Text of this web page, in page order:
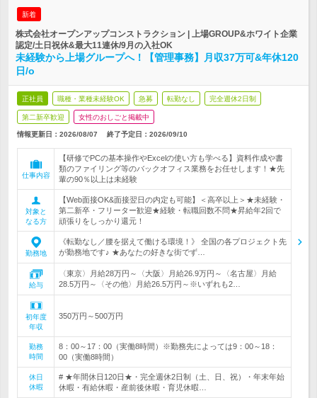
新着
株式会社オープンアップコンストラクション | 上場GROUP&ホワイト企業
認定/土日祝休&最大11連休/9月の入社OK
未経験から上場グループへ！【管理事務】月収37万可&年休120
日/o
正社員 職種・業種未経験OK 急募 転勤なし 完全週休2日制
第二新卒歓迎 女性のおしごと掲載中
情報更新日：2026/08/07 終了予定日： 2026/09/10
仕事内容
【研修でPCの基本操作やExcelの使い方も学べる】資料作成や書
類のファイリング等のバックオフィス業務をお任せします！★先
輩の90％以上は未経験
対象と
なる方
【Web面接OK&面接翌日の内定も可能】＜高卒以上＞★未経験・
第二新卒・フリーター歓迎★経験・転職回数不問★昇給年2回で
頑張りをしっかり還元！
勤務地
《転勤なし／腰を据えて働ける環境！》 全国の各プロジェクト先
が勤務地です♪ ★あなたの好きな街でず…
給与
〈東京〉月給28万円～〈大阪〉月給26.9万円～〈名古屋〉月給
28.5万円～〈その他〉月給26.5万円～※いずれも2…
初年度
年収
350万円～500万円
勤務
時間
8：00～17：00（実働8時間）※勤務先によっては9：00～18：
00（実働8時間）
休日
休暇
# ★年間休日120日★・完全週休2日制（土、日、祝）・年末年始
休暇・有給休暇・産前後休暇・育児休暇…